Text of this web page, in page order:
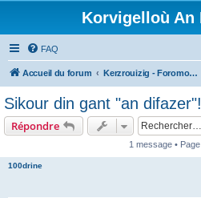
Korvigelloù An
FAQ
Accueil du forum Kerzrouizig - Foromoù An Drouizig
Sikour din gant "an difazer"!
Répondre
1 message • Page
100drine